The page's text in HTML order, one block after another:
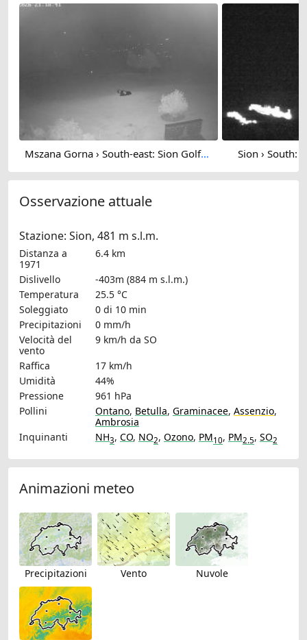
Mszana Gorna › South-east: Sion Golf Club Sion › South:
Osservazione attuale
Stazione: Sion, 481 m s.l.m.
Distanza a
1971
6.4 km
Dislivello
-403m (884 m s.l.m.)
Temperatura
25.5 °C
Soleggiato
0 di 10 min
Precipitazioni
0 mm/h
Velocità del
vento
9 km/h da SO
Raffica
17 km/h
Umidità
44%
Pressione
961 hPa
Pollini
Ontano, Betulla, Graminacee, Assenzio,
Ambrosia
Inquinanti
NH3, CO, NO2, Ozono, PM10, PM2.5, SO2
Animazioni meteo
Precipitazioni Vento Nuvole